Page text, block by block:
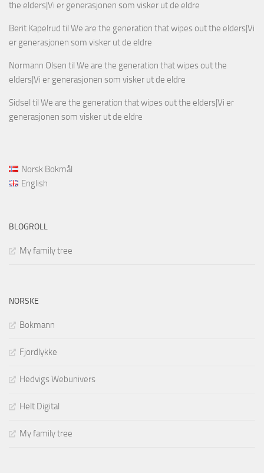
the elders|Vi er generasjonen som visker ut de eldre
Berit Kapelrud til We are the generation that wipes out the elders|Vi
er generasjonen som visker ut de eldre
Normann Olsen til We are the generation that wipes out the
elders|Vi er generasjonen som visker ut de eldre
Sidsel til We are the generation that wipes out the elders|Vi er
generasjonen som visker ut de eldre
Norsk Bokmål
English
BLOGROLL
My family tree
NORSKE
Bokmann
Fjordlykke
Hedvigs Webunivers
Helt Digital
My family tree